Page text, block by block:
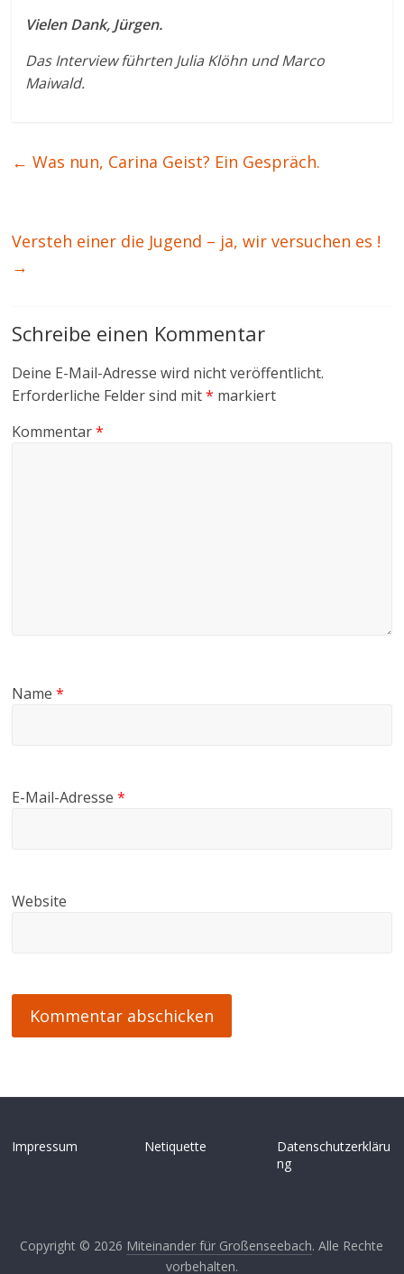
Vielen Dank, Jürgen.
Das Interview führten Julia Klöhn und Marco
Maiwald.
← Was nun, Carina Geist? Ein Gespräch.
Versteh einer die Jugend – ja, wir versuchen es !
→
Schreibe einen Kommentar
Deine E-Mail-Adresse wird nicht veröffentlicht.
Erforderliche Felder sind mit* markiert
Kommentar*
Name*
E-Mail-Adresse*
Website
Impressum Netiquette
Datenschutzerkläru
ng
Copyright © 2026 Miteinander für Großenseebach. Alle Rechte
vorbehalten.